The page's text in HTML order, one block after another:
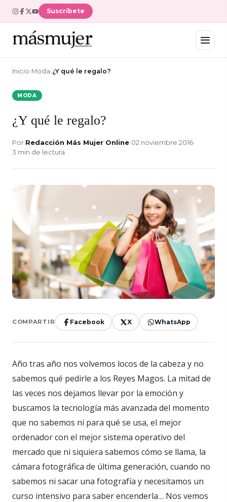
Suscríbete
Inicio›Moda›¿Y qué le regalo?
MODA
¿Y qué le regalo?
Por Redacción Más Mujer Online•02 noviembre 2016•
3 min de lectura
COMPARTIR Facebook X WhatsApp
Año tras año nos volvemos locos de la cabeza y no
sabemos qué pedirle a los Reyes Magos. La mitad de
las veces nos dejamos llevar por la emoción y
buscamos la tecnología más avanzada del momento
que no sabemos ni para qué se usa, el mejor
ordenador con el mejor sistema operativo del
mercado que ni siquiera sabemos cómo se llama, la
cámara fotográfica de última generación, cuando no
sabemos ni sacar una fotografía y necesitamos un
curso intensivo para saber encenderla… Nos vemos